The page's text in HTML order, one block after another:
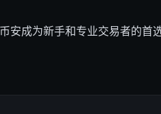
成为新手和专业交易者的首